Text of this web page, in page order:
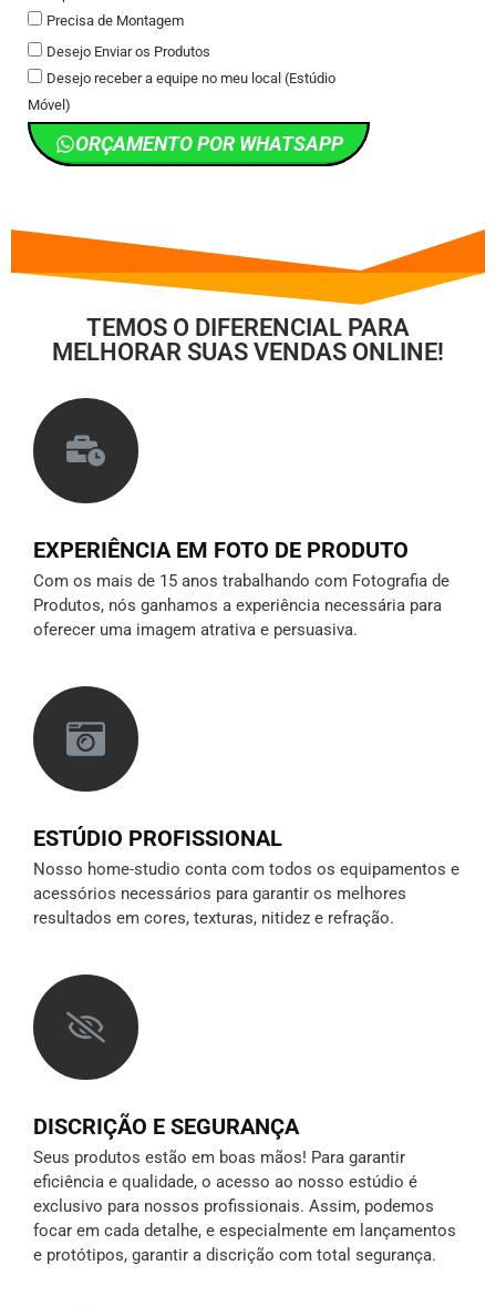
Precisa de Montagem
Desejo Enviar os Produtos
Desejo receber a equipe no meu local (Estúdio
Móvel)
ORÇAMENTO POR WHATSAPP
TEMOS O DIFERENCIAL PARA
MELHORAR SUAS VENDAS ONLINE!
EXPERIÊNCIA EM FOTO DE PRODUTO
Com os mais de 15 anos trabalhando com Fotografia de
Produtos, nós ganhamos a experiência necessária para
oferecer uma imagem atrativa e persuasiva.
ESTÚDIO PROFISSIONAL
Nosso home-studio conta com todos os equipamentos e
acessórios necessários para garantir os melhores
resultados em cores, texturas, nitidez e refração.
DISCRIÇÃO E SEGURANÇA
Seus produtos estão em boas mãos! Para garantir
eficiência e qualidade, o acesso ao nosso estúdio é
exclusivo para nossos profissionais. Assim, podemos
focar em cada detalhe, e especialmente em lançamentos
e protótipos, garantir a discrição com total segurança.